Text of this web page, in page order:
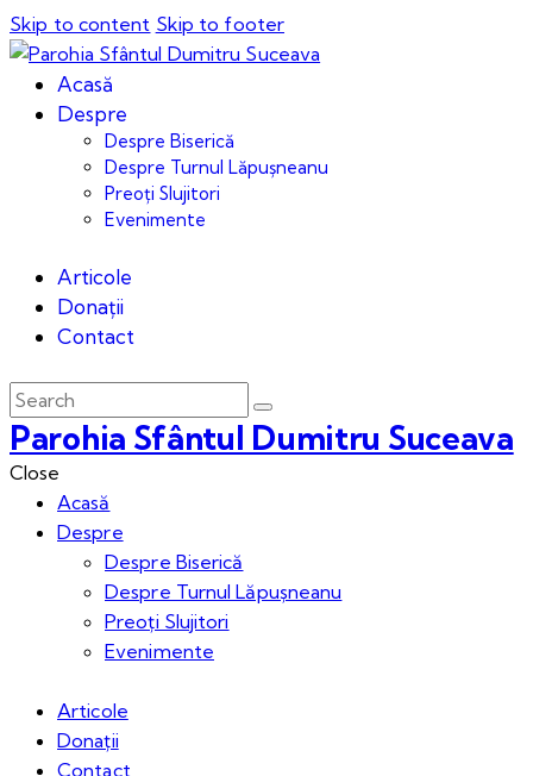
Skip to content Skip to footer
Acasă
Despre
Despre Biserică
Despre Turnul Lăpușneanu
Preoți Slujitori
Evenimente
Articole
Donații
Contact
Parohia Sfântul Dumitru Suceava
Close
Acasă
Despre
Despre Biserică
Despre Turnul Lăpușneanu
Preoți Slujitori
Evenimente
Articole
Donații
Contact